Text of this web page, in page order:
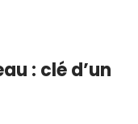
: clé d’un